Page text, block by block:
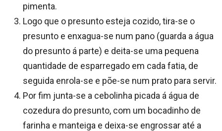
pimenta.
Logo que o presunto esteja cozido, tira-se o
presunto e enxagua-se num pano (guarda a água
do presunto á parte) e deita-se uma pequena
quantidade de esparregado em cada fatia, de
seguida enrola-se e põe-se num prato para servir.
Por fim junta-se a cebolinha picada á água de
cozedura do presunto, com um bocadinho de
farinha e manteiga e deixa-se engrossar até a